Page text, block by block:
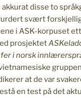
disse to
svært
i ASK-korpuset
prosjektet
i norsk
at de var
en test på det